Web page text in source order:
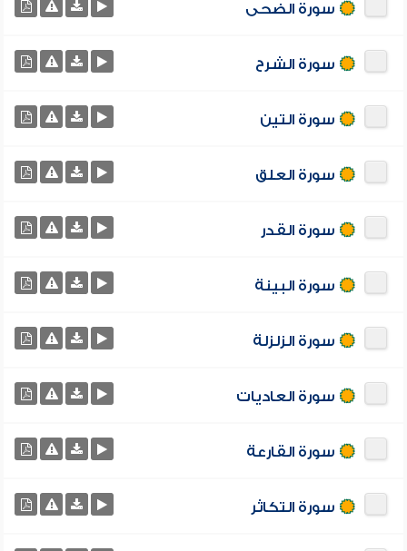
سورة الضحى
سورة الشرح
سورة التين
سورة العلق
سورة القدر
سورة البينة
سورة الزلزلة
سورة العاديات
سورة القارعة
سورة التكاثر